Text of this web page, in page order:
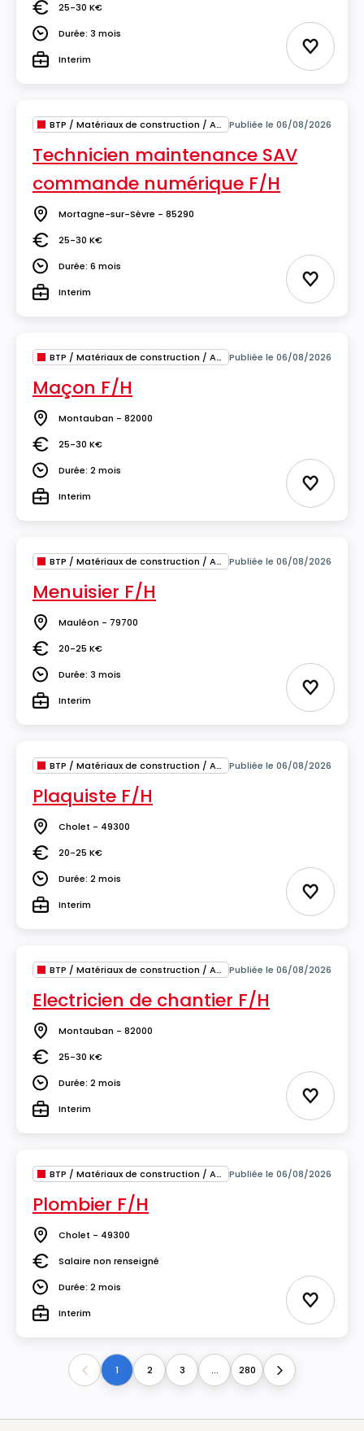
Salaire25-30 K€
DuréeDurée: 3 mois
TypeInterim Ajouter
BTP / Matériaux de construction / Architecture Publiée le 06/08/2026
Technicien maintenance SAV
commande numérique F/H
Lieu Mortagne-sur-Sèvre - 85290
Salaire25-30 K€
DuréeDurée: 6 mois
TypeInterim Ajouter
BTP / Matériaux de construction / Architecture Publiée le 06/08/2026
Maçon F/H
Lieu Montauban - 82000
Salaire25-30 K€
DuréeDurée: 2 mois
TypeInterim Ajouter
BTP / Matériaux de construction / Architecture Publiée le 06/08/2026
Menuisier F/H
Lieu Mauléon - 79700
Salaire20-25 K€
DuréeDurée: 3 mois
TypeInterim Ajouter
BTP / Matériaux de construction / Architecture Publiée le 06/08/2026
Plaquiste F/H
Lieu Cholet - 49300
Salaire20-25 K€
DuréeDurée: 2 mois
TypeInterim Ajouter
BTP / Matériaux de construction / Architecture Publiée le 06/08/2026
Electricien de chantier F/H
Lieu Montauban - 82000
Salaire25-30 K€
DuréeDurée: 2 mois
TypeInterim Ajouter
BTP / Matériaux de construction / Architecture Publiée le 06/08/2026
Plombier F/H
Lieu Cholet - 49300
SalaireSalaire non renseigné
DuréeDurée: 2 mois
TypeInterim Ajouter
Previous1 2 3 ... 280 Next